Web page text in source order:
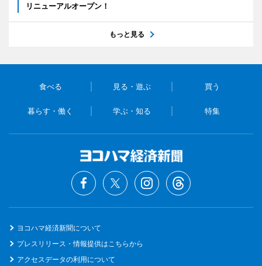
リニューアルオープン！
もっと見る
食べる 見る・遊ぶ 買う
暮らす・働く 学ぶ・知る 特集
ヨコハマ経済新聞について
プレスリリース・情報提供はこちらから
アクセスデータの利用について